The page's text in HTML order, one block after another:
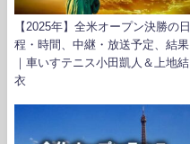
【2025年】全米オープン決勝の日
程・時間、中継・放送予定、結果
｜車いすテニス小田凱人＆上地結
衣